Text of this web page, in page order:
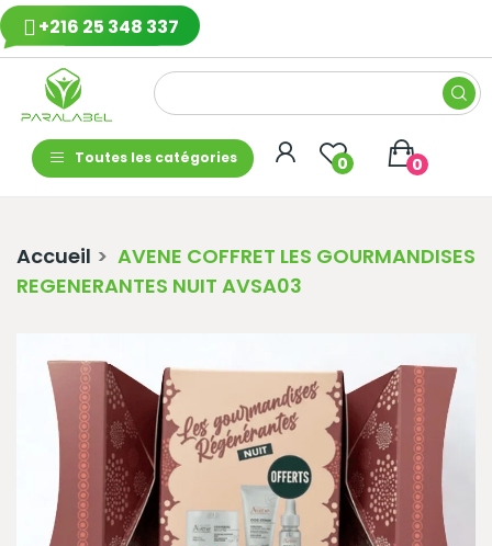
+216 25 348 337
Toutes les catégories 0 0
Accueil
AVENE COFFRET LES GOURMANDISES
REGENERANTES NUIT AVSA03